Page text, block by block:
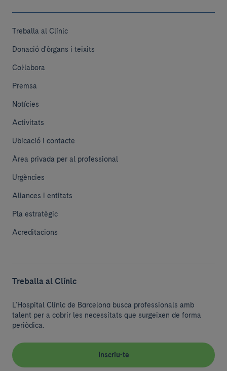
Treballa al Clínic
Donació d'òrgans i teixits
Col·labora
Premsa
Notícies
Activitats
Ubicació i contacte
Àrea privada per al professional
Urgències
Aliances i entitats
Pla estratègic
Acreditacions
Treballa al Clínic
L'Hospital Clínic de Barcelona busca professionals amb
talent per a cobrir les necessitats que surgeixen de forma
periòdica.
Inscriu-te